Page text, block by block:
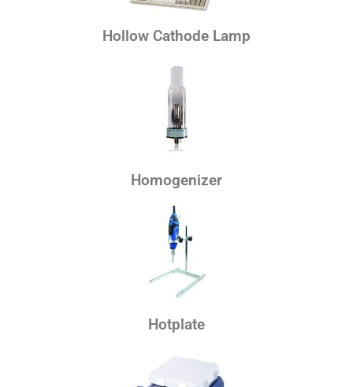
Hollow Cathode Lamp
Homogenizer
Hotplate